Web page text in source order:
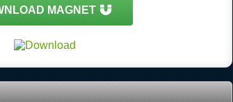
MAGNET